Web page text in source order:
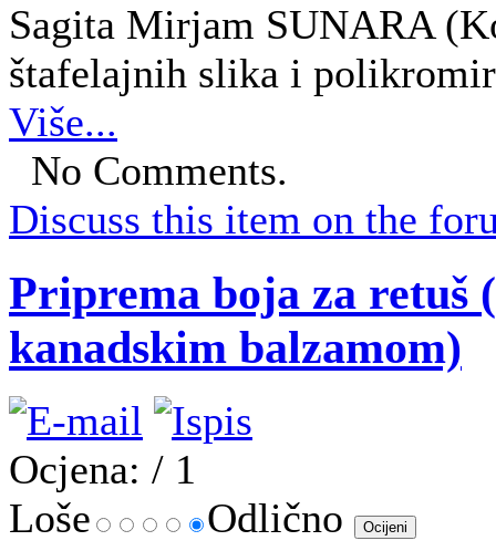
Sagita Mirjam SUNARA
štafelajnih slika i
Više...
No Comments.
Discuss this item on the
Priprema boja za retuš
kanadskim balzamom)
Ocjena: / 1
Loše
Odlično